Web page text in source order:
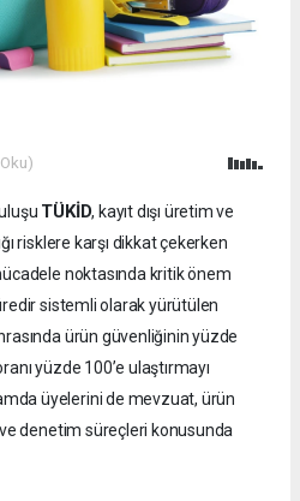
TÜKİD, kayıt dışı üretim ve
risklere karşı dikkat çekerken
noktasında kritik önem
sistemli olarak yürütülen
ürün güvenliğinin yüzde
yüzde 100’e ulaştırmayı
üyelerini de mevzuat, ürün
denetim süreçleri konusunda